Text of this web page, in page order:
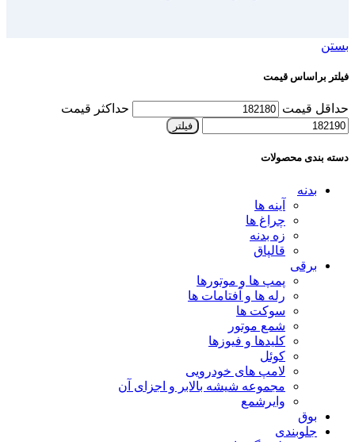
بستن
فیلتر براساس قیمت
حداقل قیمت حداکثر قیمت
فیلتر
دسته بندی محصولات
بدنه
آینه ها
چراغ ها
زه بدنه
قالپاق
برقی
پمپ ها و موتورها
رله ها و آفتامات ها
سوکت ها
شمع موتور
کلیدها و فیوزها
کوئل
لامپ های خودرویی
مجموعه شیشه بالابر و اجزای آن
وایرشمع
بوق
جلوبندی